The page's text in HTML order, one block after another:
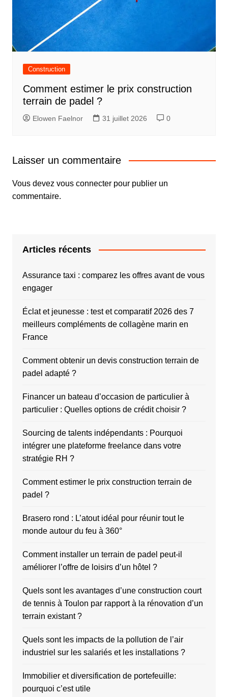
Construction
Comment estimer le prix construction
terrain de padel ?
Elowen Faelnor 31 juillet 2026 0
Laisser un commentaire
Vous devez vous connecterpour publier un
commentaire.
Articles récents
Assurance taxi : comparez les offres avant de vous
engager
Éclat et jeunesse : test et comparatif 2026 des 7
meilleurs compléments de collagène marin en
France
Comment obtenir un devis construction terrain de
padel adapté ?
Financer un bateau d’occasion de particulier à
particulier : Quelles options de crédit choisir ?
Sourcing de talents indépendants : Pourquoi
intégrer une plateforme freelance dans votre
stratégie RH ?
Comment estimer le prix construction terrain de
padel ?
Brasero rond : L’atout idéal pour réunir tout le
monde autour du feu à 360°
Comment installer un terrain de padel peut-il
améliorer l’offre de loisirs d’un hôtel ?
Quels sont les avantages d’une construction court
de tennis à Toulon par rapport à la rénovation d’un
terrain existant ?
Quels sont les impacts de la pollution de l’air
industriel sur les salariés et les installations ?
Immobilier et diversification de portefeuille:
pourquoi c’est utile